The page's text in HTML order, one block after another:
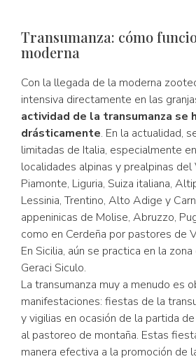
Transumanza: cómo
moderna
Con la llegada de la moderna
intensiva directamente en las
actividad de la transumanza se
drásticamente. En la actualidad,
limitadas de Italia, especialmente
localidades alpinas y prealpinas
Piamonte, Liguria, Suiza italiana,
Lessinia, Trentino, Alto Adige y
appeninicas de Molise, Abruzzo,
como en Cerdeña por pastores de
En Sicilia, aún se practica en la
Geraci Siculo.
La transumanza muy a menudo es
manifestaciones: fiestas de la
y vigilias en ocasión de la partida
al pastoreo de montaña. Estas
manera efectiva a la promoción de